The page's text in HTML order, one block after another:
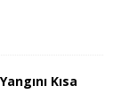
Kısa